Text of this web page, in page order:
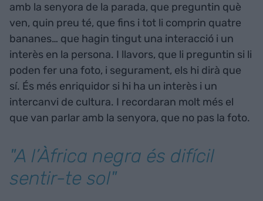
amb la senyora de la parada, que preguntin què
ven, quin preu té, que fins i tot li comprin quatre
bananes… que hagin tingut una interacció i un
interès en la persona. I llavors, que li preguntin si li
poden fer una foto, i segurament, els hi dirà que
sí. És més enriquidor si hi ha un interès i un
intercanvi de cultura. I recordaran molt més el
que van parlar amb la senyora, que no pas la foto.
"A l’Àfrica negra és difícil
sentir-te sol"